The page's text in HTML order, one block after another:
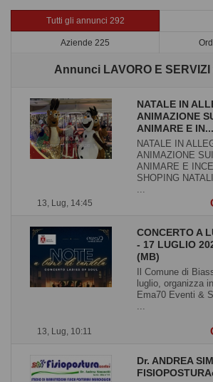
Tutti gli annunci 292
Aziende 225
Annunci LAVORO E
13, Lug, 14:45
NATALE IN
ANIMAZIONE
ANIMARE E IN...
NATALE IN
ANIMAZIONE
ANIMARE E
SHOPING
...
13, Lug, 10:11
CONCERTO A
- 17 LUGLIO
(MB)
Il Comune di
luglio, organizza
Ema70 Eventi &
...
Dr. ANDREA